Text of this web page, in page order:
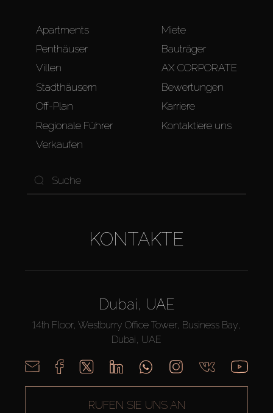
Apartments
Penthäuser
Villen
Stadthäusern
Off-Plan
Regionale Führer
Verkaufen
Miete
Bauträger
AX CORPORATE
Bewertungen
Karriere
Kontaktiere uns
KONTAKTE
Dubai, UAE
14th Floor, Westburry Office Tower, Business Bay,
Dubai, UAE
RUFEN SIE UNS AN